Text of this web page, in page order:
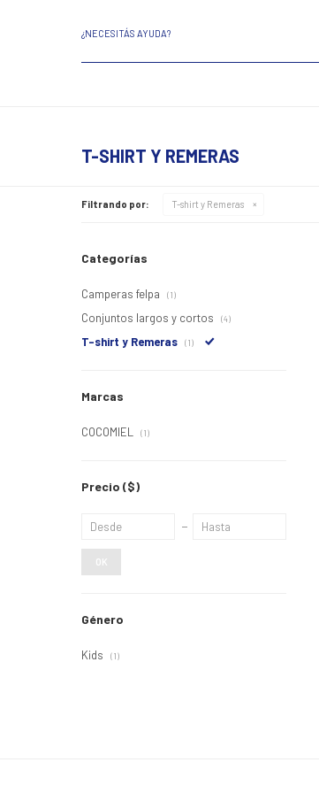
¿NECESITÁS AYUDA?
T-SHIRT Y REMERAS
Filtrando por: T-shirt y Remeras
Categorías
Camperas felpa (1)
Conjuntos largos y cortos (4)
T-shirt y Remeras (1)
Marcas
COCOMIEL (1)
Precio ($)
OK
Género
Kids (1)